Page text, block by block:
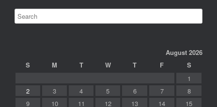
August 2026
S
M T W T F
S
1
2
3 4 5 6 7
8
9
10 11 12 13 14 15